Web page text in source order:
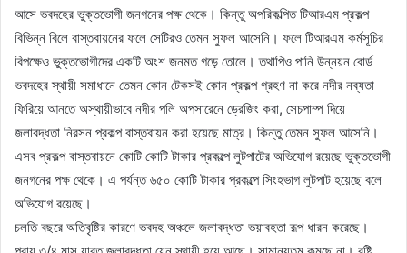
আসে ভবদহের ভুক্তভোগী জনগনের পক্ষ থেকে। কিন্তু অপরিকল্পিত টিআরএম প্রকল্প
বিভিন্ন বিলে বাস্তবায়নের ফলে সেটিরও তেমন সুফল আসেনি। ফলে টিআরএম কর্মসূচির
বিপক্ষেও ভুক্তভোগীদের একটি অংশ জনমত গড়ে তোলে। তথাপিও পানি উন্নয়ন বোর্ড
ভবদহের স্থায়ী সমাধানে তেমন কোন টেকসই কোন প্রকল্প গ্রহণ না করে নদীর নব্যতা
ফিরিয়ে আনতে অস্থায়ীভাবে নদীর পলি অপসারেনে ড্রেজিং করা, সেচপাম্প দিয়ে
জলাবদ্ধতা নিরসন প্রকল্প বাস্তবায়ন করা হয়েছে মাত্র। কিন্তু তেমন সুফল আসেনি।
এসব প্রকল্প বাস্তবায়নে কোটি কোটি টাকার প্রকল্পে লুটপাটের অভিযোগ রয়েছে ভুক্তভোগী
জনগনের পক্ষ থেকে। এ পর্যন্ত ৬৫০ কোটি টাকার প্রকল্পে সিংহভাগ লুটপাট হয়েছে বলে
অভিযোগ রয়েছে।
চলতি বছরে অতিবৃষ্টির কারণে ভবদহ অঞ্চলে জলাবদ্ধতা ভয়াবহতা রূপ ধারন করেছে।